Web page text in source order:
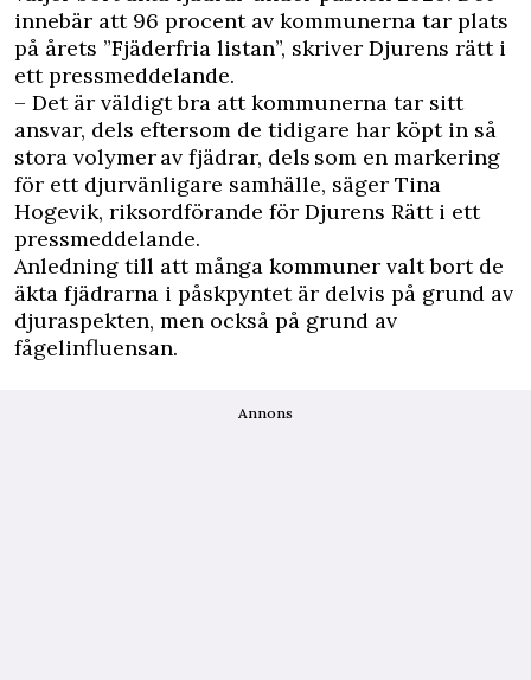
innebär att 96 procent av kommunerna tar plats
på årets ”Fjäderfria listan”, skriver Djurens rätt i
ett pressmeddelande.
– Det är väldigt bra att kommunerna tar sitt
ansvar, dels eftersom de tidigare har köpt in så
stora volymer av fjädrar, dels som en markering
för ett djurvänligare samhälle, säger Tina
Hogevik, riksordförande för Djurens Rätt i ett
pressmeddelande.
Anledning till att många kommuner valt bort de
äkta fjädrarna i påskpyntet är delvis på grund av
djuraspekten, men också på grund av
fågelinfluensan.
Annons